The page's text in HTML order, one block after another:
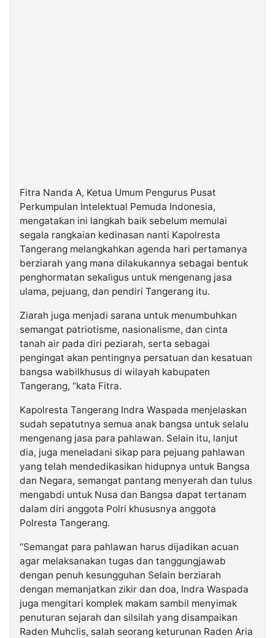
Fitra Nanda A, Ketua Umum Pengurus Pusat
Perkumpulan Intelektual Pemuda Indonesia,
mengatakan ini langkah baik sebelum memulai
segala rangkaian kedinasan nanti Kapolresta
Tangerang melangkahkan agenda hari pertamanya
berziarah yang mana dilakukannya sebagai bentuk
penghormatan sekaligus untuk mengenang jasa
ulama, pejuang, dan pendiri Tangerang itu.
Ziarah juga menjadi sarana untuk menumbuhkan
semangat patriotisme, nasionalisme, dan cinta
tanah air pada diri peziarah, serta sebagai
pengingat akan pentingnya persatuan dan kesatuan
bangsa wabilkhusus di wilayah kabupaten
Tangerang, “kata Fitra.
Kapolresta Tangerang Indra Waspada menjelaskan
sudah sepatutnya semua anak bangsa untuk selalu
mengenang jasa para pahlawan. Selain itu, lanjut
dia, juga meneladani sikap para pejuang pahlawan
yang telah mendedikasikan hidupnya untuk Bangsa
dan Negara, semangat pantang menyerah dan tulus
mengabdi untuk Nusa dan Bangsa dapat tertanam
dalam diri anggota Polri khususnya anggota
Polresta Tangerang.
“Semangat para pahlawan harus dijadikan acuan
agar melaksanakan tugas dan tanggungjawab
dengan penuh kesungguhan Selain berziarah
dengan memanjatkan zikir dan doa, Indra Waspada
juga mengitari komplek makam sambil menyimak
penuturan sejarah dan silsilah yang disampaikan
Raden Muhclis, salah seorang keturunan Raden Aria